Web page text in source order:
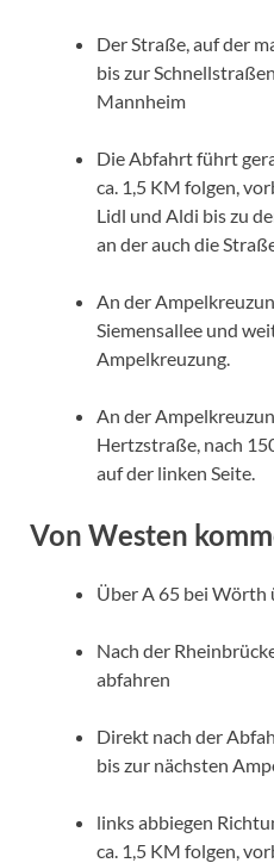
Der Straße, auf der
bis zur
Mannheim
Die Abfahrt führt
ca. 1,5 KM folgen,
Lidl und Aldi bis zu
an der auch die
An der
Siemensallee und
Ampelkreuzung.
An der
Hertzstraße, nach
auf der linken Seite.
Von Westen
Über A 65 bei Wörth
Nach der
abfahren
Direkt nach der
bis zur nächsten
links abbiegen
ca. 1,5 KM folgen,